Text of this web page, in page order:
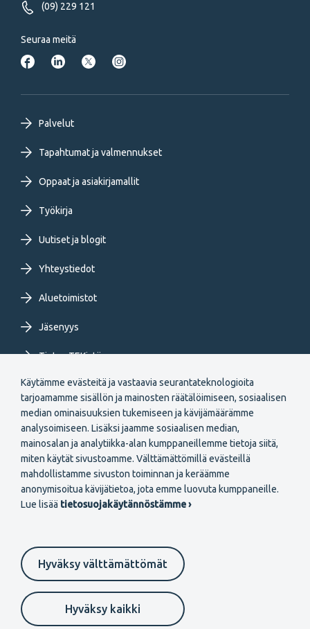
Käytämme evästeitä ja vastaavia seurantateknologioita
tarjoamamme sisällön ja mainosten räätälöimiseen, sosiaalisen
median ominaisuuksien tukemiseen ja kävijämäärämme
analysoimiseen. Lisäksi jaamme sosiaalisen median,
mainosalan ja analytiikka-alan kumppaneillemme tietoja siitä,
miten käytät sivustoamme. Välttämättömillä evästeillä
mahdollistamme sivuston toiminnan ja keräämme
anonymisoitua kävijätietoa, jota emme luovuta kumppaneille.
Lue lisää tietosuojakäytännöstämme ›
Hyväksy välttämättömät
Hyväksy kaikki
(09) 229 121
Seuraa meitä
Footer
primary
menu
FI
Palvelut
Tapahtumat ja valmennukset
Oppaat ja asiakirjamallit
Työkirja
Uutiset ja blogit
Yhteystiedot
Aluetoimistot
Jäsenyys
Tietoa TEKistä
Extranet
Secondary
FI
Liity jäseneksi
Footer
Evästeasetukset Tietosuojaselosteet
Ilmoituskanava
Suomeksi In English På svenska